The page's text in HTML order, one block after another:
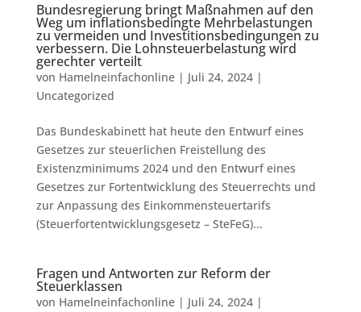
Bundesregierung bringt Maßnahmen auf den
Weg um inflationsbedingte Mehrbelastungen
zu vermeiden und Investitionsbedingungen zu
verbessern. Die Lohnsteuerbelastung wird
gerechter verteilt
von Hamelneinfachonline| Juli 24, 2024|
Uncategorized
Das Bundeskabinett hat heute den Entwurf eines
Gesetzes zur steuerlichen Freistellung des
Existenzminimums 2024 und den Entwurf eines
Gesetzes zur Fortentwicklung des Steuerrechts und
zur Anpassung des Einkommensteuertarifs
(Steuerfortentwicklungsgesetz – SteFeG)...
Fragen und Antworten zur Reform der
Steuerklassen
von Hamelneinfachonline| Juli 24, 2024|